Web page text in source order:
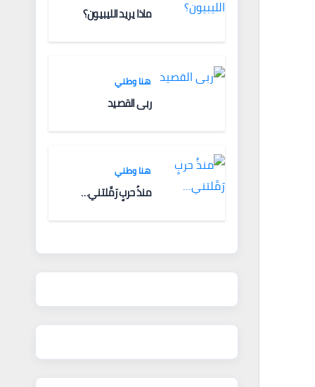
ماذا يريد الليبيون؟
هنا وطني
ربى القصيد
هنا وطني
منذُ حربٍ رَمَّلتني…